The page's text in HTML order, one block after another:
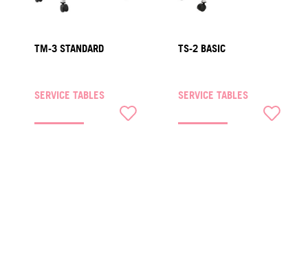
TM-3 STANDARD
SERVICE TABLES
TS-2 BASIC
SERVICE TABLES